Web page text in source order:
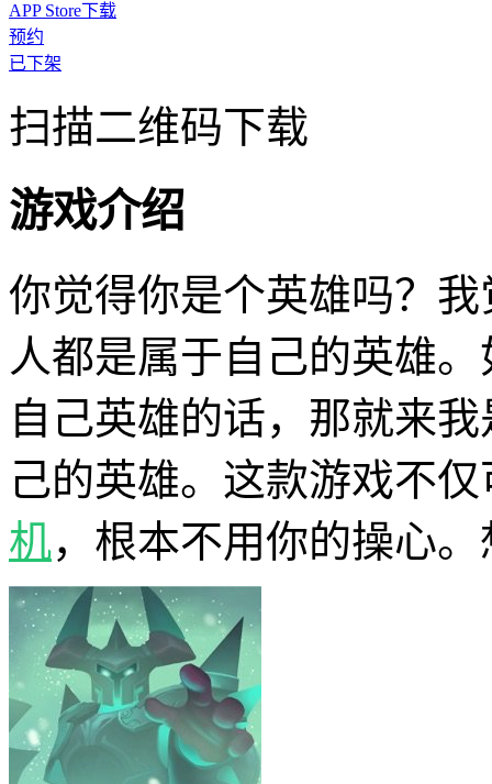
APP Store下载
预约
已下架
扫描二维码下载
游戏介绍
你觉得你是个英雄吗？
人都是属于自己的英雄
自己英雄的话，那就来
己的英雄。这款游戏不
机，根本不用你的操心